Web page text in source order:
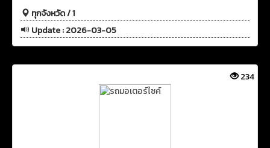
ทุกจังหวัด / 1
Update : 2026-03-05
234